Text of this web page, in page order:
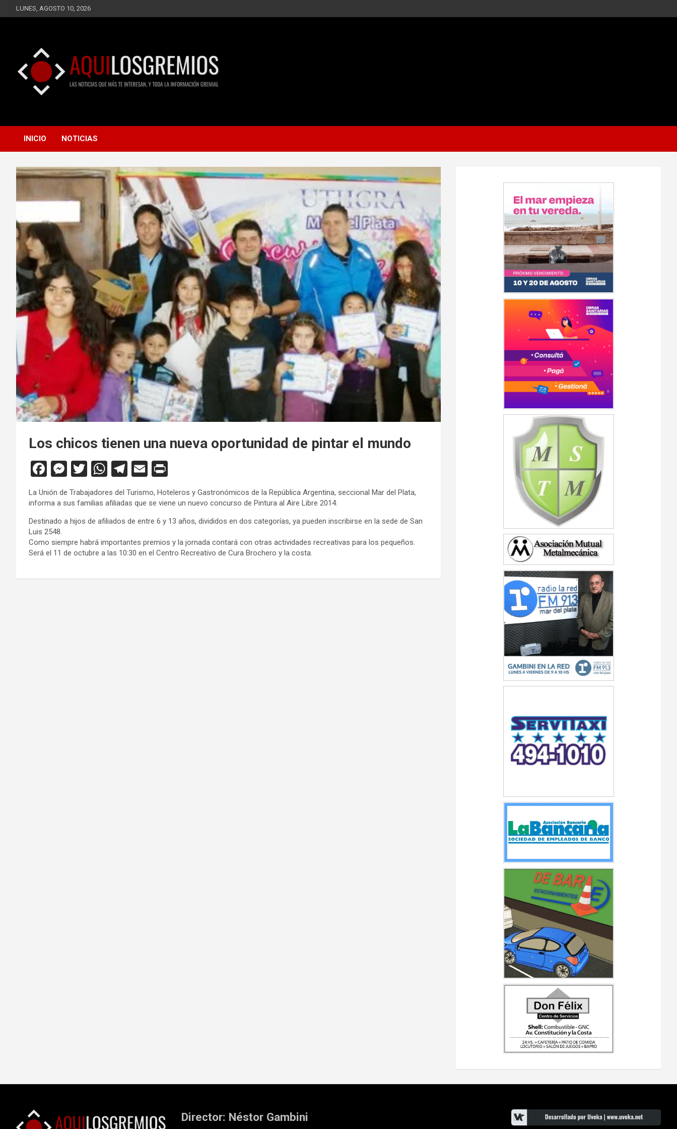
Saltar
al
LUNES, AGOSTO 10, 2026
AQUÍ LOS GREMIOS
INFORMACIÓN GREMIAL
INICIO
NOTICIAS
Los chicos tienen una nueva oportunidad de pintar el mundo
F
a
ce
b
o
o
M
es
se
n
er
T
wi
tt
er
W
at
s
p
T
el
e
gr
m
E
m
ail
in
tF
ri
n
y
La Unión de Trabajadores del Turismo, Hoteleros y Gastronómicos de la República Argentina, seccional Mar del Plata,
informa a sus familias afiliadas que se viene un nuevo concurso de Pintura al Aire Libre 2014.
Destinado a hijos de afiliados de entre 6 y 13 años, divididos en dos categorías, ya pueden inscribirse en la sede de San
Luis 2548.
Como siempre habrá importantes premios y la jornada contará con otras actividades recreativas para los pequeños.
Será el 11 de octubre a las 10:30 en el Centro Recreativo de Cura Brochero y la costa.
Director: Néstor Gambini